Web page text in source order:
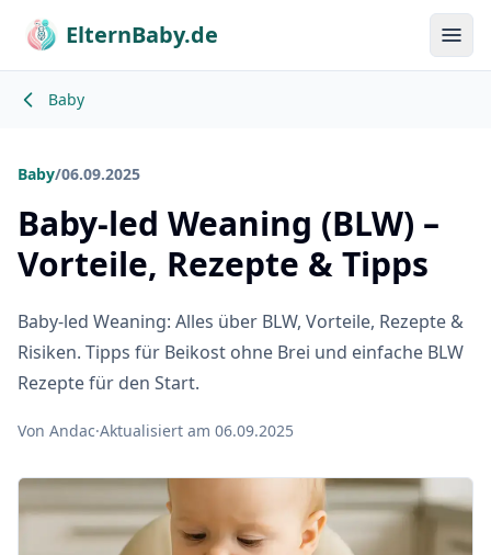
ElternBaby.de
Baby
Baby/06.09.2025
Baby-led Weaning (BLW) –
Vorteile, Rezepte & Tipps
Baby-led Weaning: Alles über BLW, Vorteile, Rezepte &
Risiken. Tipps für Beikost ohne Brei und einfache BLW
Rezepte für den Start.
Von Andac·Aktualisiert am 06.09.2025